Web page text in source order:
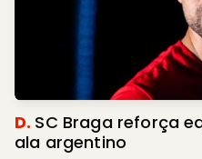
D. SC Braga reforça
ala argentino